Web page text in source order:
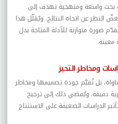
بحث واسعة ومنهجية تهدف إلى
النظر عن اتجاه النتائج. ويُقلّل هذا
صورة متوازنة للأدلة المتاحة بدل
معينة.
بل تُقيَّم جودة تصميمها ومخاطر
دقيقة. ويُفضي ذلك إلى ترجيح
الدراسات الضعيفة على الاستنتاج